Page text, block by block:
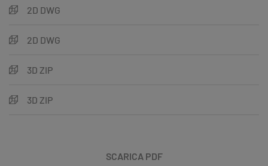
2D DWG
2D DWG
3D ZIP
3D ZIP
SCARICA PDF